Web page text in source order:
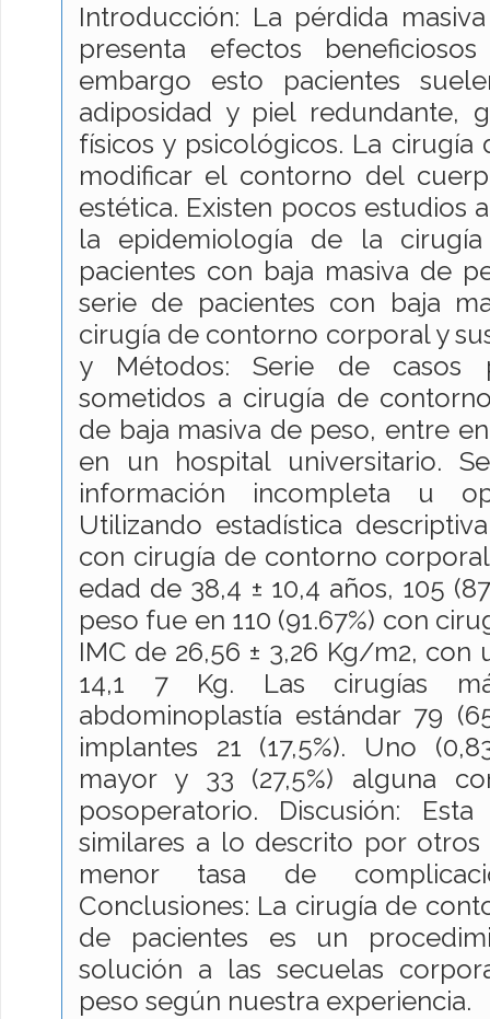
Introducción: La pérdida
presenta efectos
embargo esto pacientes
adiposidad y piel redundante,
físicos y psicológicos. La
modificar el contorno del
estética. Existen pocos estudios
la epidemiología de la
pacientes con baja masiva de
serie de pacientes con baja
cirugía de contorno corporal y
y Métodos: Serie de casos
sometidos a cirugía de
de baja masiva de peso, entre
en un hospital universitario.
información incompleta u
Utilizando estadística
con cirugía de contorno
edad de 38,4 ± 10,4 años, 105
peso fue en 110 (91.67%) con
IMC de 26,56 ± 3,26 Kg/m2, con
14,1 7 Kg. Las cirugías
abdominoplastía estándar 79
implantes 21 (17,5%). Uno
mayor y 33 (27,5%) alguna
posoperatorio. Discusión:
similares a lo descrito por
menor tasa de
Conclusiones: La cirugía de
de pacientes es un
solución a las secuelas
peso según nuestra experiencia.